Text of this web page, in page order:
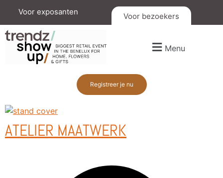
Voor exposanten Voor bezoekers
Menu
Registreer je nu
ATELIER MAATWERK